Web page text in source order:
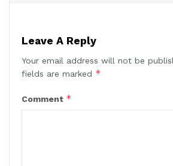
Leave A Reply
Your email address will not be
fields are marked *
Comment *